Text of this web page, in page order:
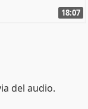
18:07